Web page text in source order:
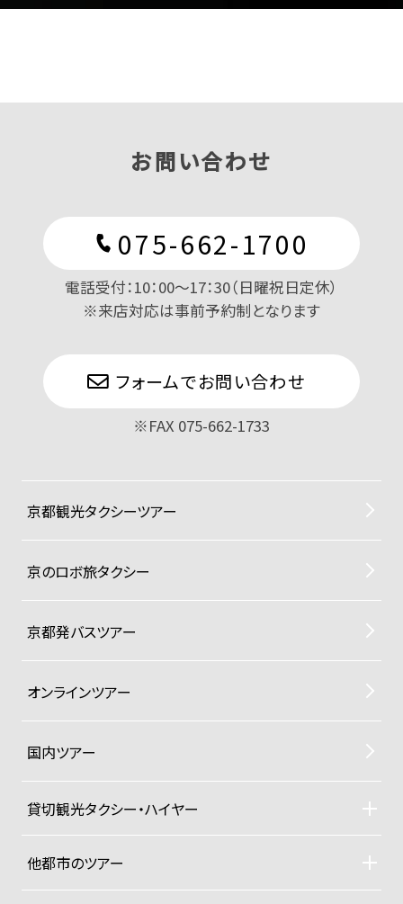
お問い合わせ
075-662-1700
電話受付：10：00〜17：30（日曜祝日定休）
※来店対応は事前予約制となります
フォームでお問い合わせ
※FAX 075-662-1733
京都観光タクシーツアー
京のロボ旅タクシー
京都発バスツアー
オンラインツアー
国内ツアー
貸切観光タクシー・ハイヤー
貸切観光タクシー・ハイヤーTOP
車両ラインナップと料金
他都市のツアー
札幌観光タクシーツアー